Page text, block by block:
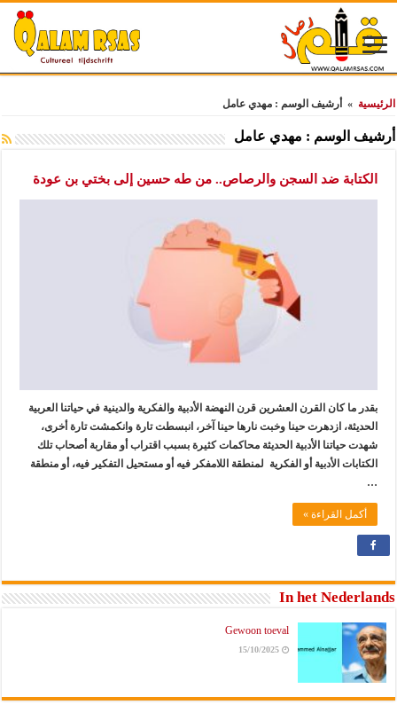
الرئيسية » أرشيف الوسم : مهدي عامل
أرشيف الوسم : مهدي عامل
الكتابة ضد السجن والرصاص.. من طه حسين إلى بختي بن عودة
بقدر ما كان القرن العشرين قرن النهضة الأدبية والفكرية والدينية في حياتنا العربية
الحديثة، ازدهرت حينا وخبت نارها حينا آخر، انبسطت تارة وانكمشت تارة أخرى،
شهدت حياتنا الأدبية الحديثة محاكمات كثيرة بسبب اقتراب أو مقاربة أصحاب تلك
الكتابات الأدبية أو الفكرية لمنطقة اللامفكر فيه أو مستحيل التفكير فيه، أو منطقة
…
أكمل القراءة »
In het Nederlands
Gewoon toeval
15/10/2025